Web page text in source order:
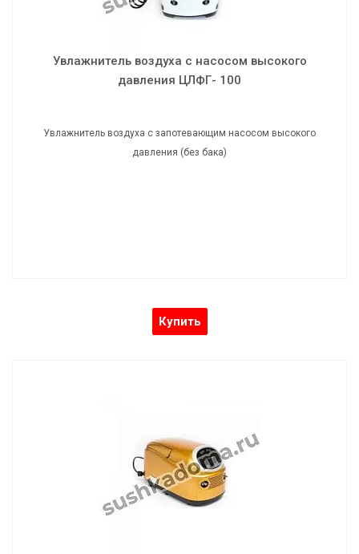
Увлажнитель воздуха с насосом высокого
давления ЦЛФГ- 100
Увлажнитель воздуха с запотевающим насосом высокого
давления (без бака)
Купить
Увлажнитель воздуха с запотевающим насосом высокого
давления (без бака)